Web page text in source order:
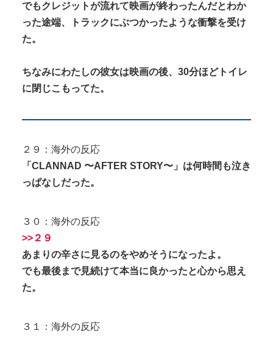
でもクレジットが流れて映画が終わったんだとわか
った途端、トラックにぶつかったような衝撃を受け
た。
ちなみにわたしの彼女は映画の後、30分ほどトイレ
に閉じこもってた。
２９：海外の反応
「CLANNAD 〜AFTER STORY〜」は何時間も泣き
っぱなしだった。
３０：海外の反応
>>２９
あまりの辛さに見るのをやめそうになったよ。
でも最後まで見続けて本当に良かったと心から思え
た。
３１：海外の反応